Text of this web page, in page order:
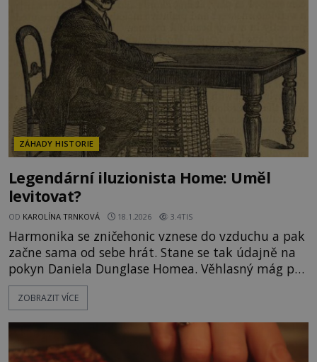
texaským Dallasem. Počasí je tak příjemné, že
nechá sejmou
ZÁHADY HISTORIE
Legendární iluzionista Home: Uměl
levitovat?
OD KAROLÍNA TRNKOVÁ 18.1.2026 3.4TIS
Harmonika se zničehonic vznese do vzduchu a pak
začne sama od sebe hrát. Stane se tak údajně na
pokyn Daniela Dunglase Homea. Věhlasný mág prý
ale dokázal mnohem větší divy. Uměl kontaktovat
duchy ze záhrobí, levitovat, zastavit čas i přežít v
anglický chemik a fyzik William Crookes (1832–
1919) s
ZOBRAZIT VÍCE